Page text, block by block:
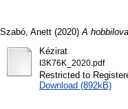
Szabó, Anett (2020) A
Kézirat
I3K76K_2020.pdf
Restricted to
Download (892kB)